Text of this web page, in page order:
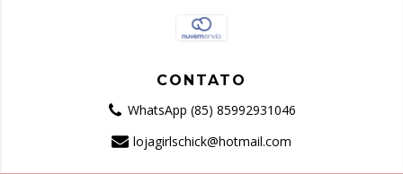
CONTATO
WhatsApp (85) 85992931046
lojagirlschick@hotmail.com